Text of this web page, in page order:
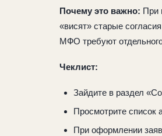
Почему это важно: При
«висят» старые
МФО требуют
Чеклист:
Зайдите в раздел
Просмотрите список
При оформлении